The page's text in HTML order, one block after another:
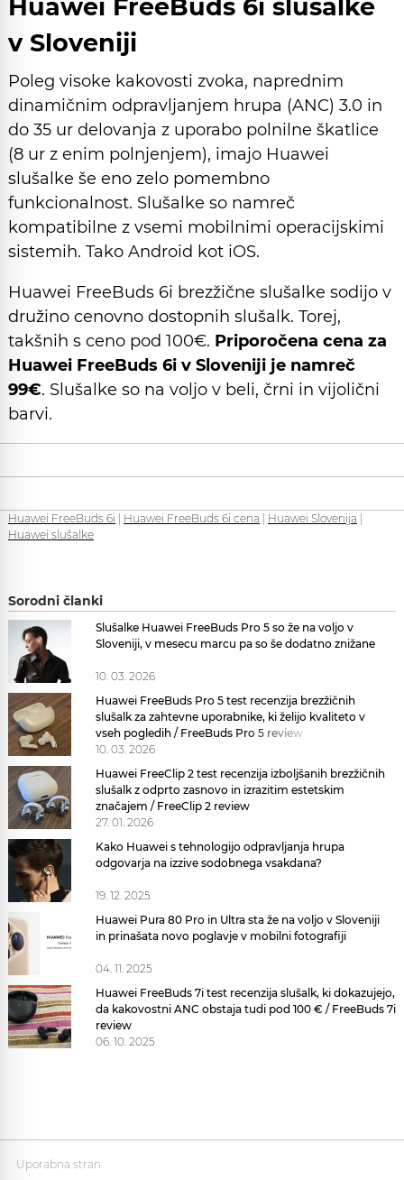
Huawei FreeBuds 6i slušalke
v Sloveniji
Poleg visoke kakovosti zvoka, naprednim
dinamičnim odpravljanjem hrupa (ANC) 3.0 in
do 35 ur delovanja z uporabo polnilne škatlice
(8 ur z enim polnjenjem), imajo Huawei
slušalke še eno zelo pomembno
funkcionalnost. Slušalke so namreč
kompatibilne z vsemi mobilnimi operacijskimi
sistemih. Tako Android kot iOS.
Huawei FreeBuds 6i brezžične slušalke sodijo v
družino cenovno dostopnih slušalk. Torej,
takšnih s ceno pod 100€. Priporočena cena za
Huawei FreeBuds 6i v Sloveniji je namreč
99€. Slušalke so na voljo v beli, črni in vijolični
barvi.
Huawei FreeBuds 6i Huawei FreeBuds 6i cena Huawei Slovenija
Huawei slušalke
Sorodni članki
Slušalke Huawei FreeBuds Pro 5 so že na voljo v
Sloveniji, v mesecu marcu pa so še dodatno znižane
10. 03. 2026
Huawei FreeBuds Pro 5 test recenzija brezžičnih
slušalk za zahtevne uporabnike, ki želijo kvaliteto v
vseh pogledih / FreeBuds Pro 5 review
10. 03. 2026
Huawei FreeClip 2 test recenzija izboljšanih brezžičnih
slušalk z odprto zasnovo in izrazitim estetskim
značajem / FreeClip 2 review
27. 01. 2026
Kako Huawei s tehnologijo odpravljanja hrupa
odgovarja na izzive sodobnega vsakdana?
19. 12. 2025
Huawei Pura 80 Pro in Ultra sta že na voljo v Sloveniji
in prinašata novo poglavje v mobilni fotografiji
04. 11. 2025
Huawei FreeBuds 7i test recenzija slušalk, ki dokazujejo,
da kakovostni ANC obstaja tudi pod 100 € / FreeBuds 7i
review
06. 10. 2025
Uporabna stran